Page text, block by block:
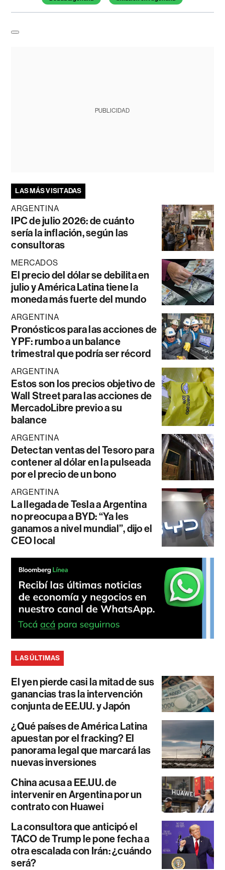
PUBLICIDAD
LAS MÁS VISITADAS
ARGENTINA
IPC de julio 2026: de cuánto
sería la inflación, según las
consultoras
MERCADOS
El precio del dólar se debilita en
julio y América Latina tiene la
moneda más fuerte del mundo
ARGENTINA
Pronósticos para las acciones de
YPF: rumbo a un balance
trimestral que podría ser récord
ARGENTINA
Estos son los precios objetivo de
Wall Street para las acciones de
MercadoLibre previo a su
balance
ARGENTINA
Detectan ventas del Tesoro para
contener al dólar en la pulseada
por el precio de un bono
ARGENTINA
La llegada de Tesla a Argentina
no preocupa a BYD: “Ya les
ganamos a nivel mundial”, dijo el
CEO local
LAS ÚLTIMAS
El yen pierde casi la mitad de sus
ganancias tras la intervención
conjunta de EE.UU. y Japón
¿Qué países de América Latina
apuestan por el fracking? El
panorama legal que marcará las
nuevas inversiones
China acusa a EE.UU. de
intervenir en Argentina por un
contrato con Huawei
La consultora que anticipó el
TACO de Trump le pone fecha a
otra escalada con Irán: ¿cuándo
será?